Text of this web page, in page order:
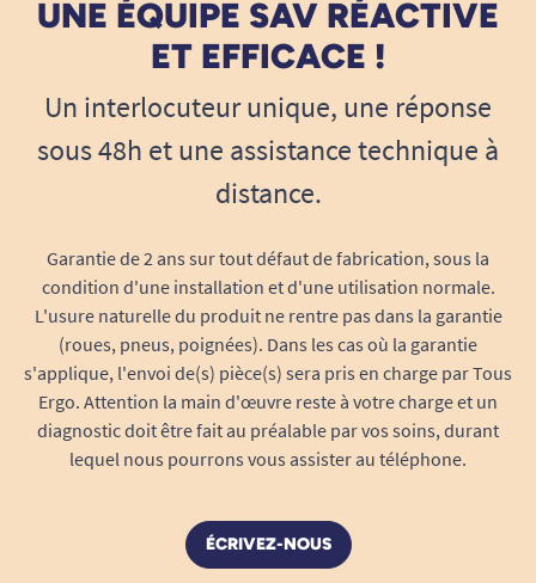
UNE ÉQUIPE SAV RÉACTIVE
ET EFFICACE !
Un interlocuteur unique, une réponse
sous 48h et une assistance technique à
distance.
Garantie de 2 ans sur tout défaut de fabrication, sous la
condition d'une installation et d'une utilisation normale.
L'usure naturelle du produit ne rentre pas dans la garantie
(roues, pneus, poignées). Dans les cas où la garantie
s'applique, l'envoi de(s) pièce(s) sera pris en charge par Tous
Ergo. Attention la main d'œuvre reste à votre charge et un
diagnostic doit être fait au préalable par vos soins, durant
lequel nous pourrons vous assister au téléphone.
ÉCRIVEZ-NOUS